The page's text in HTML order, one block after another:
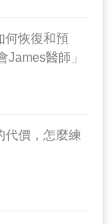
何恢復和預
James醫師」
代價，怎麼練